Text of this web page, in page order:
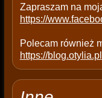
Zapraszam na
https://
Polecam również
https://blog.otylia.pl